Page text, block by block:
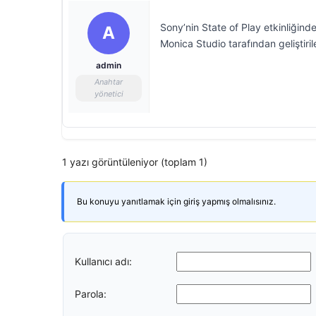
A
admin
Anahtar
yönetici
Sony’nin State of Play
Monica Studio tarafından
1 yazı görüntüleniyor (toplam 1)
Bu konuyu yanıtlamak için giriş yapmış olmalısınız.
Kullanıcı adı:
Parola: